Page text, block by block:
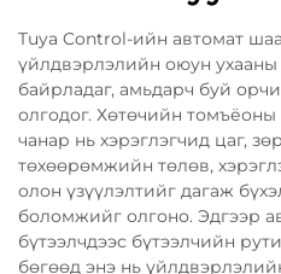
Tuya Control-ийн автомат
үйлдвэрлэлийн оюун
байрладаг, амьдарч буй
олгодог. Хөтөчийн
чанар нь хэрэглэгчид цаг,
төхөөрөмжийн төлөв,
олон үзүүлэлтийг дагаж
боломжийг олгоно. Эдгээр
бүтээлчдээс бүтээлчийн
бөгөөд энэ нь